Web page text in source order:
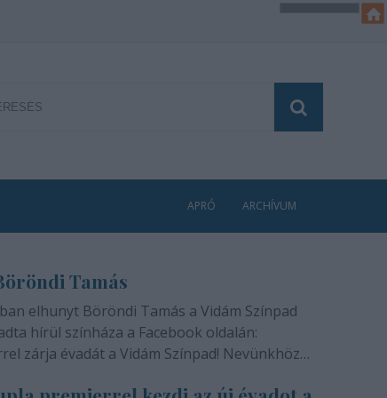
APRÓ ARCHÍVUM
Tamás
elhunyt Böröndi Tamás a Vidám Színpad
hírül színháza a Facebook oldalán:
zárja évadát a Vidám Színpad! Nevünkhöz